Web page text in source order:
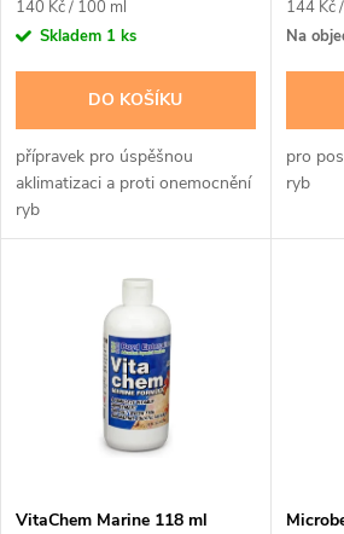
o
d
u
k
t
o
u
k
Měrná
cena:
140 Kč / 100 ml
Skladem 1 ks
DO KOŠÍKU
přípravek pro úspěšnou
aklimatizaci a proti onemocnění
ryb
Měrná
cena:
144 Kč
Na
pro
ryb
VitaChem Marine 118 ml